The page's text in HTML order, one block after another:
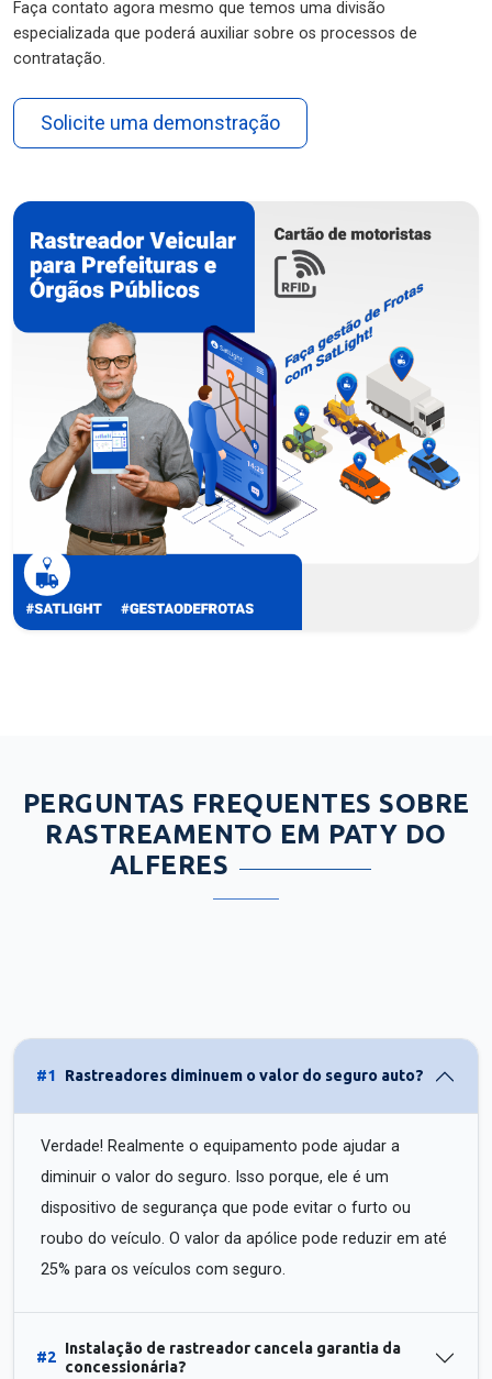
Faça contato agora mesmo que temos uma divisão
especializada que poderá auxiliar sobre os processos de
contratação.
Solicite uma demonstração
PERGUNTAS FREQUENTES SOBRE
RASTREAMENTO EM PATY DO
ALFERES
#1 Rastreadores diminuem o valor do seguro auto?
Verdade! Realmente o equipamento pode ajudar a
diminuir o valor do seguro. Isso porque, ele é um
dispositivo de segurança que pode evitar o furto ou
roubo do veículo. O valor da apólice pode reduzir em até
25% para os veículos com seguro.
#2
Instalação de rastreador cancela garantia da
concessionária?